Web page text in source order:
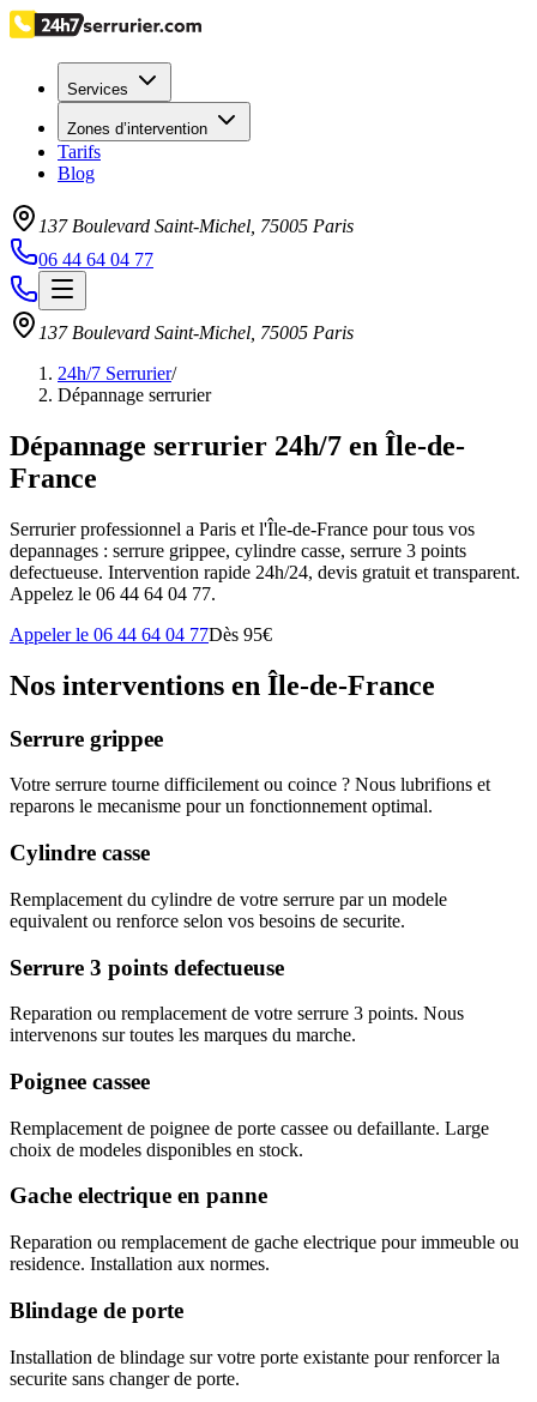
Services
Zones d’intervention
Tarifs
Blog
137 Boulevard Saint-Michel 75005 Paris
06 44 64 04 77
137 Boulevard Saint-Michel 75005 Paris
24h/7 Serrurier/
Dépannage serrurier
Dépannage serrurier 24h/7 en Île-de-
France
Serrurier professionnel a Paris et l'Île-de-France pour tous vos
depannages : serrure grippee, cylindre casse, serrure 3 points
defectueuse. Intervention rapide 24h/24, devis gratuit et transparent.
Appelez le 06 44 64 04 77.
Appeler le 06 44 64 04 77Dès 95€
Nos interventions en Île-de-France
Serrure grippee
Votre serrure tourne difficilement ou coince ? Nous lubrifions et
reparons le mecanisme pour un fonctionnement optimal.
Cylindre casse
Remplacement du cylindre de votre serrure par un modele
equivalent ou renforce selon vos besoins de securite.
Serrure 3 points defectueuse
Reparation ou remplacement de votre serrure 3 points. Nous
intervenons sur toutes les marques du marche.
Poignee cassee
Remplacement de poignee de porte cassee ou defaillante. Large
choix de modeles disponibles en stock.
Gache electrique en panne
Reparation ou remplacement de gache electrique pour immeuble ou
residence. Installation aux normes.
Blindage de porte
Installation de blindage sur votre porte existante pour renforcer la
securite sans changer de porte.